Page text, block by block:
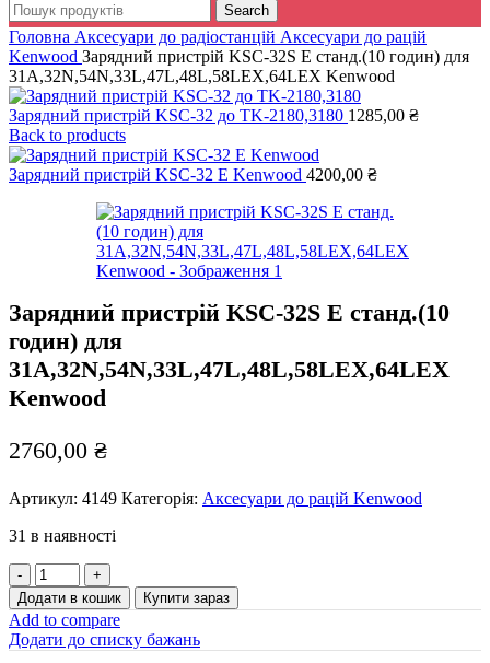
Search
Головна Аксесуари до радіостанцій Аксесуари до рацій
Kenwood Зарядний пристрій KSC-32S E станд.(10 годин) для
31А,32N,54N,33L,47L,48L,58LEX,64LEX Kenwood
Зарядний пристрій KSC-32 до TK-2180,3180 1285,00 ₴
Back to products
Зарядний пристрій KSC-32 E Kenwood 4200,00 ₴
Зарядний пристрій KSC-32S E станд.(10
годин) для
31А,32N,54N,33L,47L,48L,58LEX,64LEX
Kenwood
2760,00 ₴
Артикул: 4149 Категорія: Аксесуари до рацій Kenwood
31 в наявності
Зарядний
пристрій
KSC-
32S
E
Додати в кошик Купити зараз
Add to compare
Додати до списку бажань